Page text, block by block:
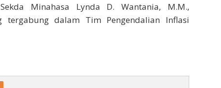
Minahasa Lynda D. Wantania, M.M.,
tergabung dalam Tim Pengendalian Inflasi